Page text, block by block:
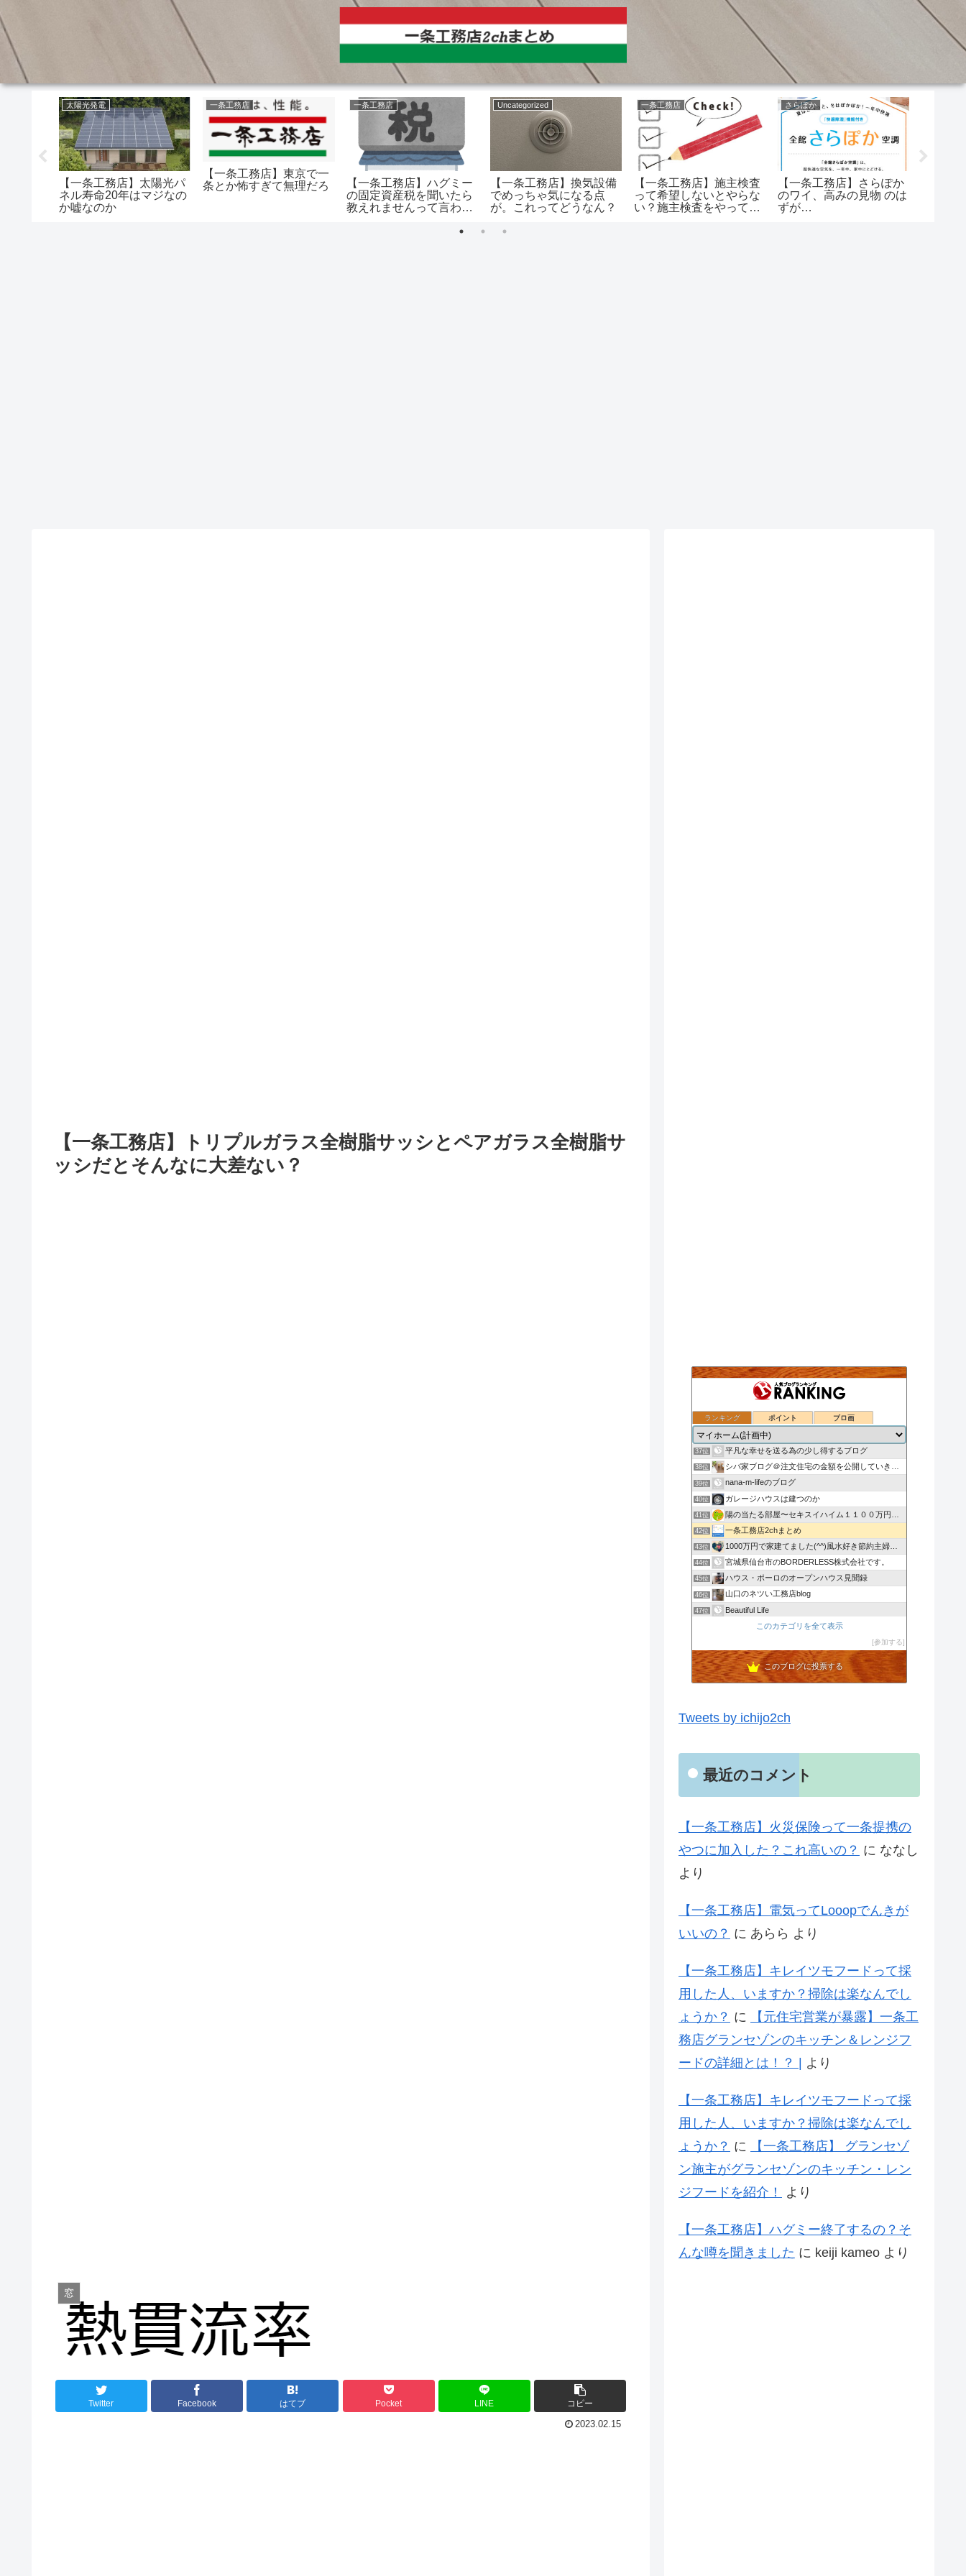
太陽光発電
【一条工務店】太陽光パ
ネル寿命20年はマジなの
か嘘なのか
一条工務店
【一条工務店】東京で一
条とか怖すぎて無理だろ
一条工務店
【一条工務店】ハグミー
の固定資産税を聞いたら
教えれませんって言われ
Uncategorized
【一条工務店】換気設備
でめっちゃ気になる点
が。これってどうなん？
一条工務店
【一条工務店】施主検査
って希望しないとやらな
い？施主検査をやってい
さらぽか
【一条工務店】さらぽか
のワイ、高みの見物 のは
ずが…
【一条工務店】トリプルガラス全樹脂サッシとペアガラス全樹脂サ
ッシだとそんなに大差ない？
窓
Twitter Facebook はてブ Pocket LINE コピー
2023.02.15
ランキング ポイント ブロ画
35位 いえのつくりかた。
36位 お茶の初めての家づくり◆富士住建◆ブログ
37位 平凡な幸せを送る為の少し得するブログ
38位 シバ家ブログ＠注文住宅の金額を公開していきます
39位 nana-m-lifeのブログ
40位 ガレージハウスは建つのか
41位 陽の当たる部屋〜セキスイハイム１１００万円値引き〜
42位 一条工務店2chまとめ
43位 1000万円で家建てました(^^)風水好き節約主婦のローコ…
44位 宮城県仙台市のBORDERLESS株式会社です。
45位 ハウス・ポーロのオープンハウス見聞録
46位 山口のネツい工務店blog
47位 Beautiful Life
東京から地方都市へＵターン【はじめての家づくりメモ】
20代で婚活から結婚 マイホーム計画中の奈々のブログ
このカテゴリを全て表示
参加する
このブログに投票する
Tweets by ichijo2ch
最近のコメント
【一条工務店】火災保険って一条提携の
やつに加入した？これ高いの？ に ななし
より
【一条工務店】電気ってLooopでんきが
いいの？ に あらら より
【一条工務店】キレイツモフードって採
用した人、いますか？掃除は楽なんでし
ょうか？ に
【元住宅営業が暴露】一条工
務店グランセゾンのキッチン＆レンジフ
ードの詳細とは！？ | より
【一条工務店】キレイツモフードって採
用した人、いますか？掃除は楽なんでし
ょうか？ に
【一条工務店】 グランセゾ
ン施主がグランセゾンのキッチン・レン
ジフードを紹介！
より
【一条工務店】ハグミー終了するの？そ
んな噂を聞きました に keiji kameo より